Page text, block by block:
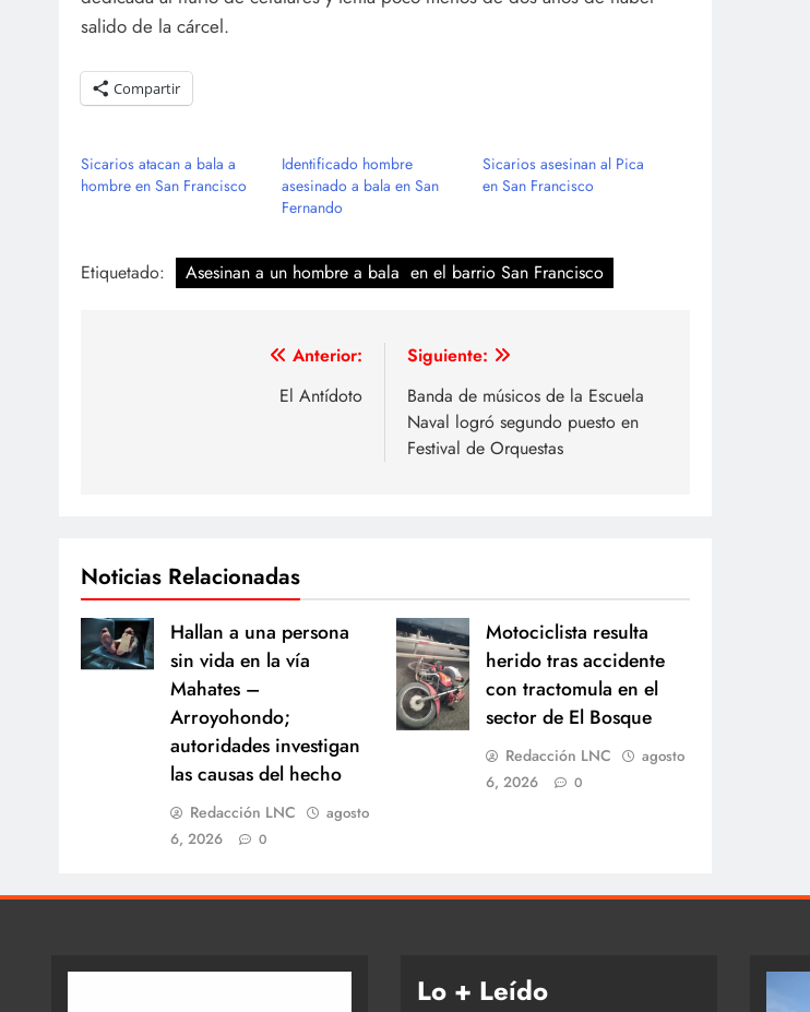
salido de la cárcel.
Compartir
Sicarios atacan a bala a
hombre en San Francisco
Identificado hombre
asesinado a bala en San
Fernando
Sicarios asesinan al Pica
en San Francisco
Etiquetado: Asesinan a un hombre a bala en el barrio San Francisco
Anterior:
El Antídoto
Siguiente:
Banda de músicos de la Escuela
Naval logró segundo puesto en
Festival de Orquestas
Noticias Relacionadas
Hallan a una persona
sin vida en la vía
Mahates –
Arroyohondo;
autoridades investigan
las causas del hecho
Redacción LNC
agosto
6, 2026
0
Motociclista resulta
herido tras accidente
con tractomula en el
sector de El Bosque
Redacción LNC
agosto
6, 2026
0
Lo + Leído